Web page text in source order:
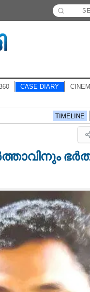
CASE DIARY
TIMELINE